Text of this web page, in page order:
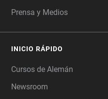
Prensa y Medios
INICIO RÁPIDO
Cursos de Alemán
Newsroom